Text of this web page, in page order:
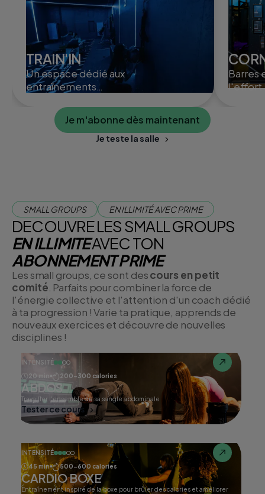
TRAIN'IN
Un espace dédié aux
entraînements
développer force,
endurance et cardio à ton
Barres
l'effort
Je m'abonne dès maintenant
Je teste la salle
SMALL GROUPS EN ILLIMITÉ AVEC PRIME
DECOUVRE LES SMALL GROUPS
EN ILLIMITEAVEC TON
ABONNEMENT PRIME
Les small groups, ce sont descours en petit
comité . Parfaits pour combiner la force de
l'énergie collective et l'attention d'un coach dédié
à ta progression ! Varie ta pratique, apprends de
nouveaux exercices et découvre de nouvelles
disciplines !
INTENSITÉ
20 min
200-300 calories
ABDOS
Travailler l'ensemble de sa sangle abdominale
Tester ce cours
INTENSITÉ
45 min
500-600 calories
CARDIO BOXE
Entraînement inspiré de la boxe pour brûler des calories et améliorer